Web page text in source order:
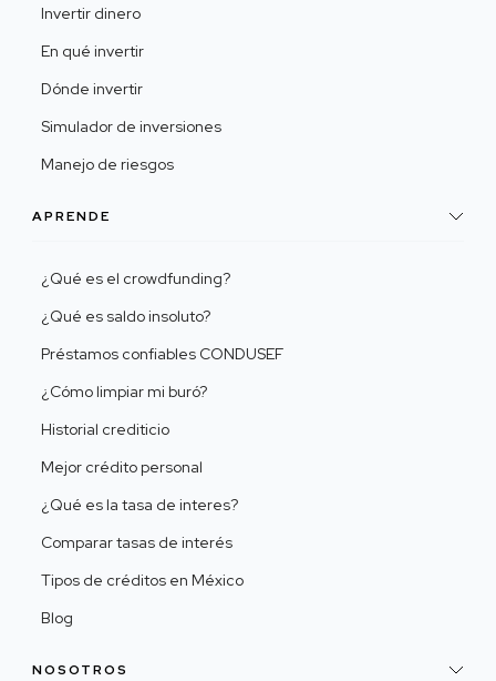
Invertir dinero
En qué invertir
Dónde invertir
Simulador de inversiones
Manejo de riesgos
APRENDE
¿Qué es el crowdfunding?
¿Qué es saldo insoluto?
Préstamos confiables CONDUSEF
¿Cómo limpiar mi buró?
Historial crediticio
Mejor crédito personal
¿Qué es la tasa de interes?
Comparar tasas de interés
Tipos de créditos en México
Blog
NOSOTROS